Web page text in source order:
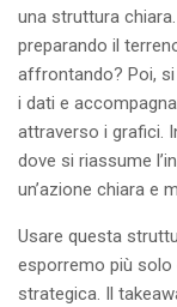
una struttura
preparando il
affrontando? Poi, si
i dati e
attraverso i grafici.
dove si riassume
un’azione chiara e
Usare questa
esporremo più
strategica. Il